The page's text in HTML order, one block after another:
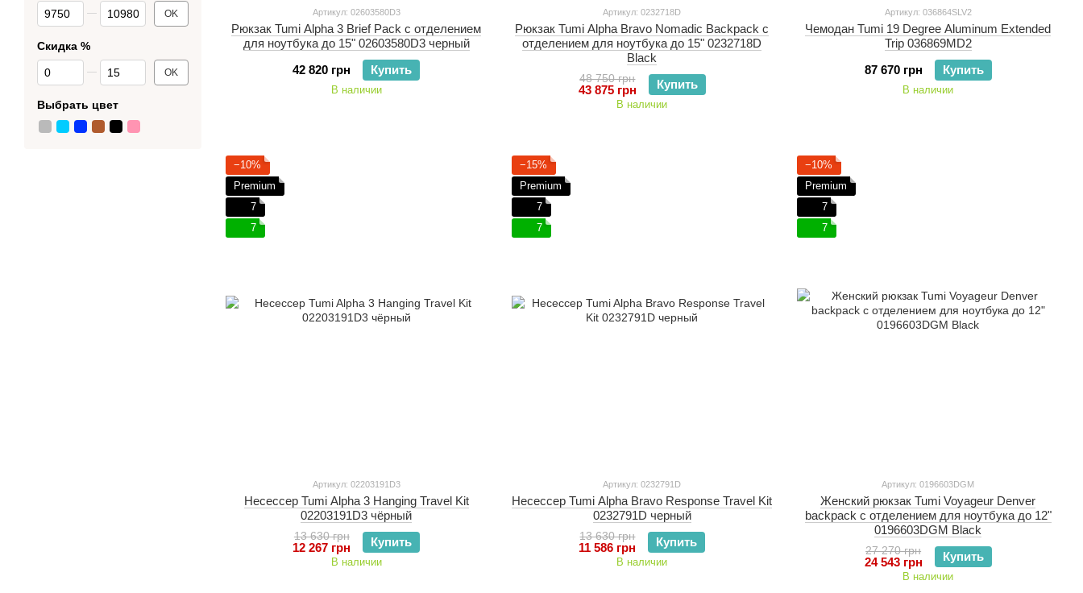
Артикул: 02603580D3
Рюкзак Tumi Alpha 3 Brief Pack с отделением
для ноутбука до 15" 02603580D3 черный
42 820 грн
Купить
В наличии
Артикул: 0232718D
Рюкзак Tumi Alpha Bravo Nomadic Backpack с
отделением для ноутбука до 15" 0232718D
Black
48 750 грн
43 875 грн Купить
В наличии
Артикул: 036864SLV2
Чемодан Tumi 19 Degree Aluminum Extended
Trip 036869MD2
87 670 грн
Купить
В наличии
−10%
Premium
7
7
Артикул: 02203191D3
Несессер Tumi Alpha 3 Hanging Travel Kit
02203191D3 чёрный
13 630 грн
12 267 грн Купить
В наличии
−15%
Premium
7
7
Артикул: 0232791D
Несессер Tumi Alpha Bravo Response Travel Kit
0232791D черный
13 630 грн
11 586 грн Купить
В наличии
−10%
Premium
7
7
Артикул: 0196603DGM
Женский рюкзак Tumi Voyageur Denver
backpack с отделением для ноутбука до 12"
0196603DGM Black
27 270 грн
24 543 грн Купить
В наличии
От Цена, грн
До Цена, грн OK
Скидка %
От Скидка %
До Скидка % OK
Выбрать цвет